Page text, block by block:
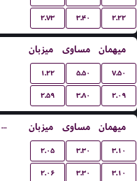
۲.۷۳ ۳.۴۰ ۲.۲۲
میزبان مساوی میهمان
۱.۲۲ ۵.۵۰ ۷.۵۰
۲.۵۹ ۳.۸۰ ۲.۰۹
میزبان مساوی میهمان
۲.۰۵ ۳.۳۰ ۳.۱۰
۲.۰۶ ۳.۳۰ ۳.۱۰